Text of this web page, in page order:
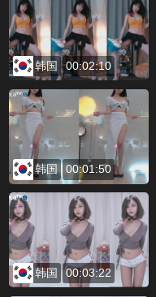
韩国 00:02:10
韩国 00:01:50
韩国 00:03:22